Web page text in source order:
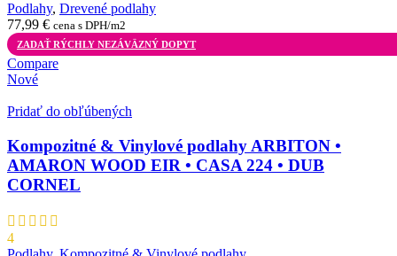
Podlahy, Drevené podlahy
77,99 € cena s DPH/m2
ZADAŤ RÝCHLY NEZÁVÄZNÝ DOPYT
Compare
Nové
Pridať do obľúbených
Kompozitné & Vinylové podlahy ARBITON •
AMARON WOOD EIR • CASA 224 • DUB
CORNEL
4